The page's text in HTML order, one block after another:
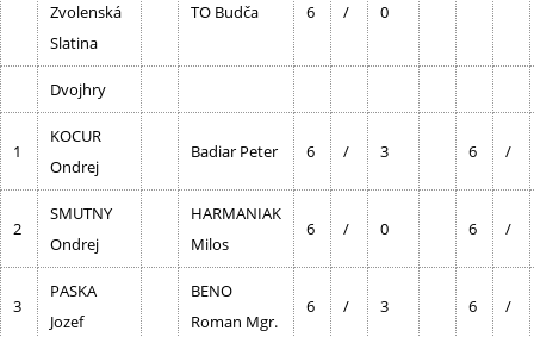
Zvolenská
Slatina
TO Budča 6 / 0
Dvojhry
1
KOCUR
Ondrej
Badiar Peter 6 / 3 6 /
2
SMUTNY
Ondrej
HARMANIAK
Milos
6 / 0 6 /
3
PASKA
Jozef
BENO
Roman Mgr.
6 / 3 6 /